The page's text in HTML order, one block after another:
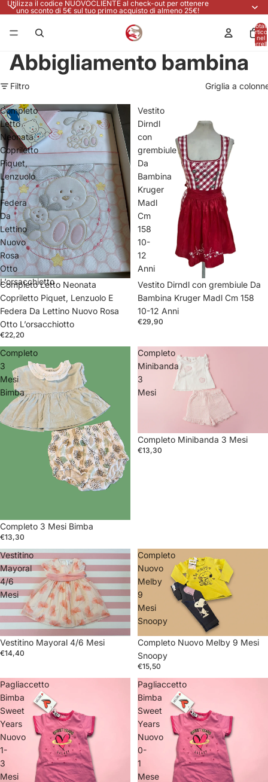
Utilizza il codice NUOVOCLIENTE al check-out per ottenere
uno sconto di 5€ sul tuo primo acquisto di almeno 25€!
nel
Abbigliamento bambina
Filtro Griglia a
Completo
Letto
Neonata
Copriletto
Piquet,
Lenzuolo
E
Federa
Da
Lettino
Nuovo
Rosa
Otto
L’orsacchiotto
Completo Letto Neonata
Copriletto Piquet, Lenzuolo E
Federa Da Lettino Nuovo Rosa
Otto L’orsacchiotto
€22,20
Vestito
Dirndl
con
grembiule
Da
Bambina
Kruger
Madl
Cm
158
10-
12
Anni
Vestito Dirndl con grembiule Da
Bambina Kruger Madl Cm 158
10-12 Anni
€29,90
Completo
3
Mesi
Bimba
Completo 3 Mesi Bimba
€13,30
Completo
Minibanda
3
Mesi
Completo Minibanda 3 Mesi
€13,30
Vestitino
Mayoral
4/6
Mesi
Vestitino Mayoral 4/6 Mesi
€14,40
Completo
Nuovo
Melby
9
Mesi
Snoopy
Completo Nuovo Melby 9 Mesi
Snoopy
€15,50
Pagliaccetto
Bimba
Sweet
Years
Nuovo
1-
3
Mesi
Pagliaccetto
Bimba
Sweet
Years
Nuovo
0-
1
Mese